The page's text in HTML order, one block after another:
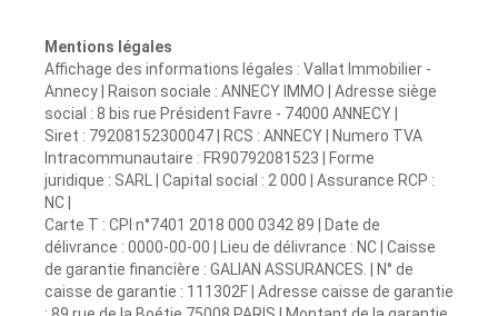
Mentions légales
Affichage des informations légales : Vallat Immobilier -
Annecy | Raison sociale : ANNECY IMMO | Adresse siège
social : 8 bis rue Président Favre - 74000 ANNECY |
Siret : 79208152300047 | RCS : ANNECY | Numero TVA
Intracommunautaire : FR90792081523 | Forme
juridique : SARL | Capital social : 2 000 | Assurance RCP :
NC |
Carte T : CPI n°7401 2018 000 0342 89 | Date de
délivrance : 0000-00-00 | Lieu de délivrance : NC | Caisse
de garantie financière : GALIAN ASSURANCES. | N° de
caisse de garantie : 111302F | Adresse caisse de garantie